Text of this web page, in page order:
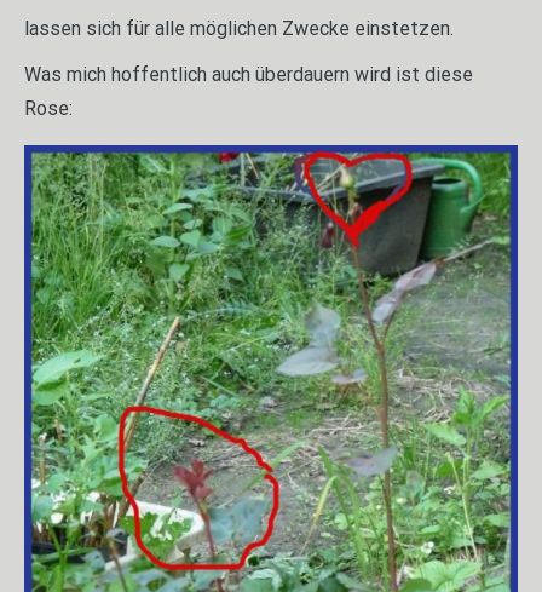
lassen sich für alle möglichen Zwecke einstetzen.
Was mich hoffentlich auch überdauern wird ist diese
Rose: